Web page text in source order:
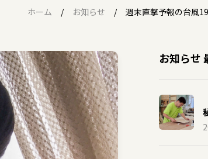
ホーム お知らせ 週末直撃予報の台風
お知らせ